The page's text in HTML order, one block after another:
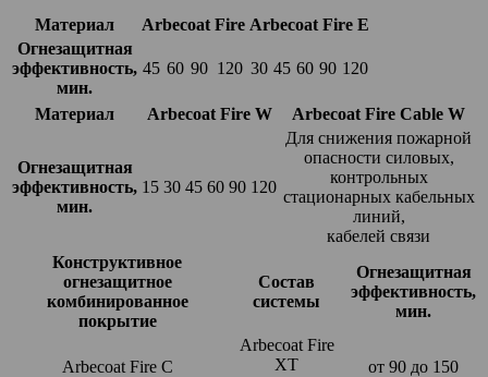
Материал Arbecoat Fire Arbecoat Fire E
Огнезащитная
эффективность,
мин.
45 60 90 120 30 45 60 90 120
Материал Arbecoat Fire W Arbecoat Fire Cable W
Огнезащитная
эффективность,
мин.
15 30 45 60 90 120
Для снижения пожарной
опасности силовых,
контрольных
стационарных кабельных
линий,
кабелей связи
Конструктивное
огнезащитное
комбинированное
покрытие
Состав
системы
Огнезащитная
эффективность,
мин.
Arbecoat Fire C
Arbecoat Fire
XT
от 90 до 150